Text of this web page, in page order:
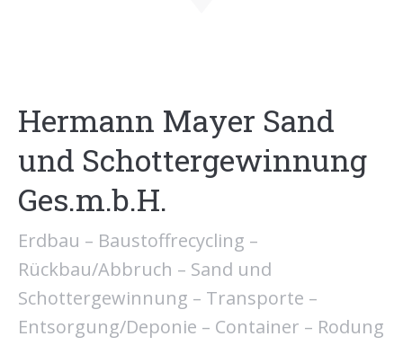
Hermann Mayer Sand
und Schottergewinnung
Ges.m.b.H.
Erdbau – Baustoffrecycling –
Rückbau/Abbruch – Sand und
Schottergewinnung – Transporte –
Entsorgung/Deponie – Container – Rodung